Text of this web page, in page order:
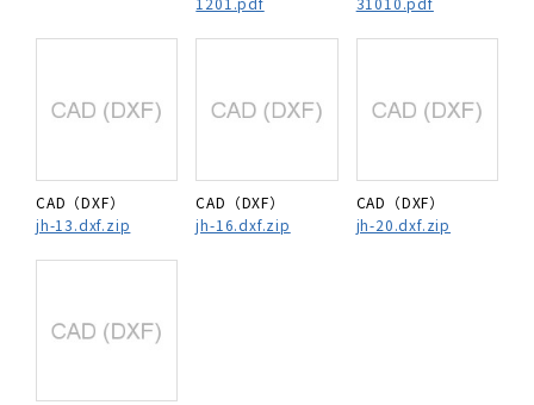
CAD（DXF）
jh-13.dxf.zip
CAD（DXF）
jh-16.dxf.zip
CAD（DXF）
jh-20.dxf.zip